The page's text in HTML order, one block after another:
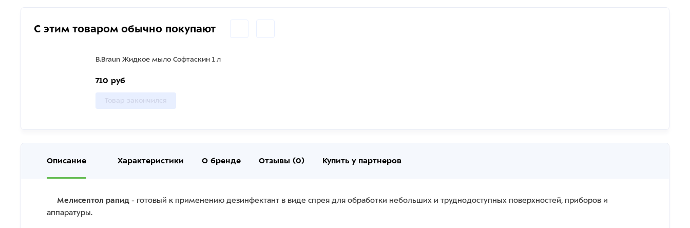
С этим товаром обычно покупают
B.Braun Жидкое мыло Софтаскин 1 л
710 руб
Товар закончился
Описание Характеристики О бренде Отзывы (0) Купить у партнеров
Мелисептол рапид - готовый к применению дезинфектант в виде спрея для обработки небольших и труднодоступных поверхностей, приборов и
аппаратуры.